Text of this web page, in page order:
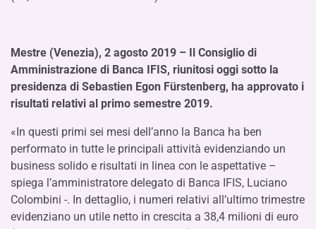
Mestre (Venezia), 2 agosto 2019 – Il Consiglio di
Amministrazione di Banca IFIS, riunitosi oggi sotto la
presidenza di Sebastien Egon Fürstenberg, ha approvato i
risultati relativi al primo semestre 2019.
«In questi primi sei mesi dell’anno la Banca ha ben
performato in tutte le principali attività evidenziando un
business solido e risultati in linea con le aspettative –
spiega l’amministratore delegato di Banca IFIS, Luciano
Colombini -. In dettaglio, i numeri relativi all’ultimo trimestre
evidenziano un utile netto in crescita a 38,4 milioni di euro